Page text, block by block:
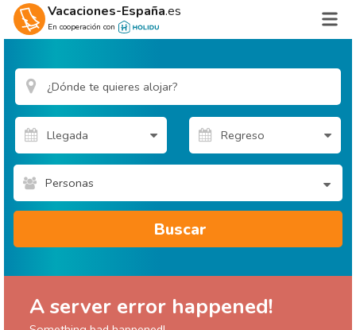
Vacaciones-España.es
En cooperación con
Personas
Buscar
A server error happened!